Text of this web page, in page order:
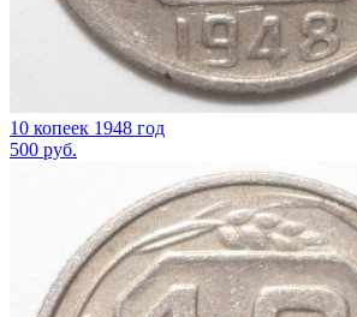
10 копеек 1948 год
500 руб.